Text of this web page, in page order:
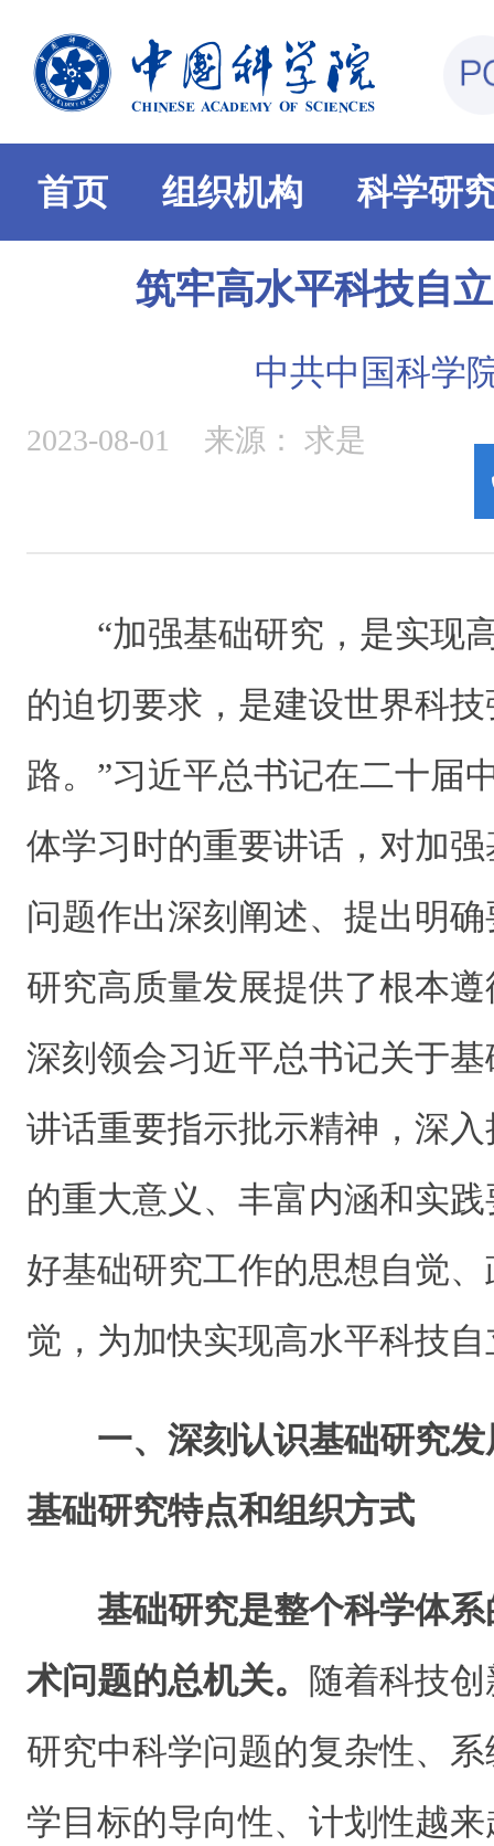
首页 组织机构 科学研
筑牢高水平科技自
中共中国科学
2023-08-01 来源： 求是
“加强基础研究，是实现
的迫切要求，是建设世界科
路。”习近平总书记在二十届
体学习时的重要讲话，对加
问题作出深刻阐述、提出明
研究高质量发展提供了根本
深刻领会习近平总书记关于
讲话重要指示批示精神，深
的重大意义、丰富内涵和实
好基础研究工作的思想自觉
觉，为加快实现高水平科技
一、深刻认识基础研究
基础研究特点和组织方式
基础研究是整个科学体
术问题的总机关。 随着科技
研究中科学问题的复杂性、
学目标的导向性、计划性越